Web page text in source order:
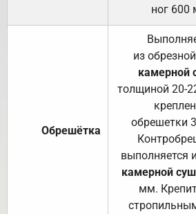
ног 600
Обрешётка
из
камерной
толщиной 20-
обрешетки
выполняется
камерной
мм.